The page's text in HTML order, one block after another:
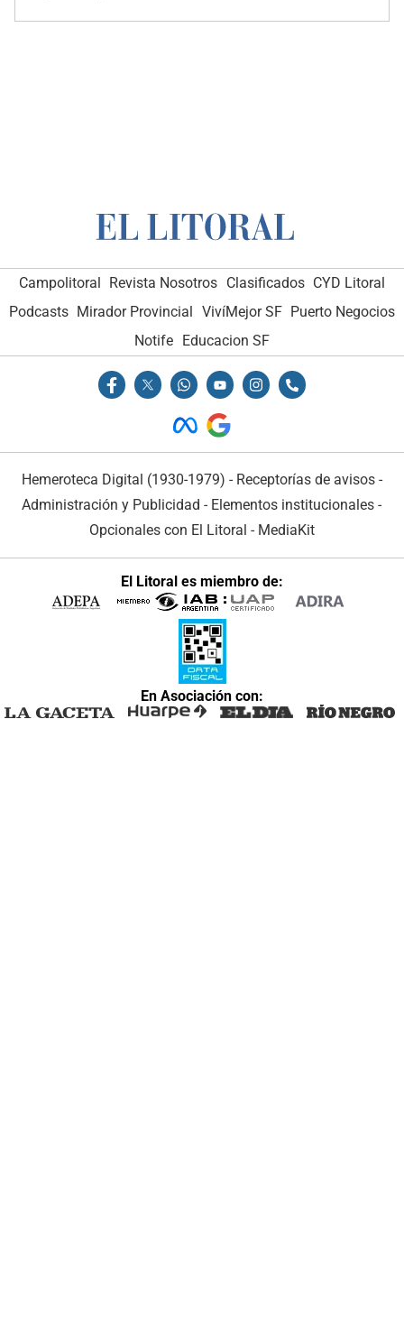
Campolitoral Revista Nosotros Clasificados CYD Litoral
Podcasts Mirador Provincial VivíMejor SF Puerto Negocios
Notife
Educacion SF
Hemeroteca Digital (1930-1979) - Receptorías de avisos -
Administración y Publicidad - Elementos institucionales -
Opcionales con El Litoral - MediaKit
El Litoral es miembro de:
En Asociación con: